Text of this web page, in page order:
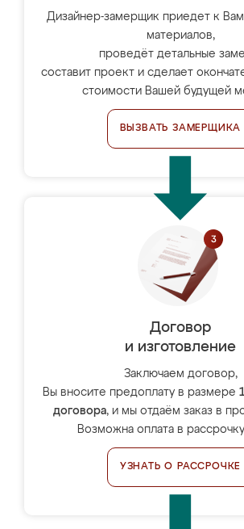
Дизайнер-замерщик приедет к Вам
материалов,
проведёт детальные
составит проект и сделает
стоимости Вашей будущей
ВЫЗВАТЬ ЗАМЕРЩИКА
Договор
и изготовление
Заключаем договор,
Вы вносите предоплату в размере
договора, и мы отдаём заказ в
Возможна оплата в
УЗНАТЬ О РАССРОЧКЕ